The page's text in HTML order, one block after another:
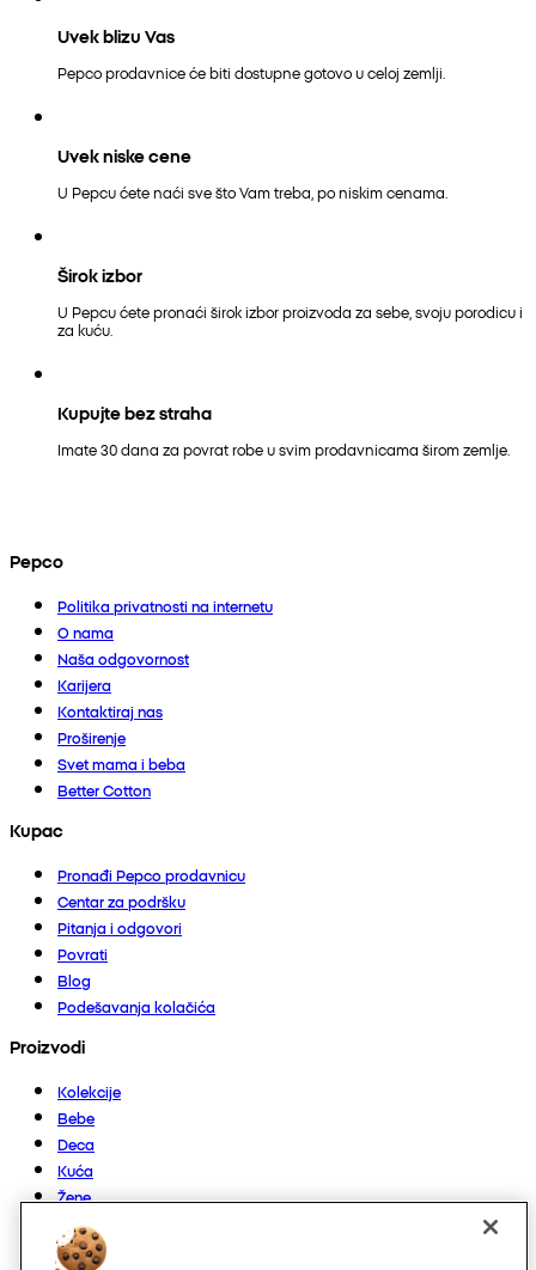
Uvek blizu Vas
Pepco prodavnice će biti dostupne gotovo u celoj zemlji.
Uvek niske cene
U Pepcu ćete naći sve što Vam treba, po niskim cenama.
Širok izbor
U Pepcu ćete pronaći širok izbor proizvoda za sebe, svoju porodicu i
za kuću.
Kupujte bez straha
Imate 30 dana za povrat robe u svim prodavnicama širom zemlje.
Pepco
Politika privatnosti na internetu
O nama
Naša odgovornost
Karijera
Kontaktiraj nas
Proširenje
Svet mama i beba
Better Cotton
Kupac
Pronađi Pepco prodavnicu
Centar za podršku
Pitanja i odgovori
Povrati
Blog
Podešavanja kolačića
Proizvodi
Kolekcije
Bebe
Deca
Kuća
Žene
Muškarci
Ostalo